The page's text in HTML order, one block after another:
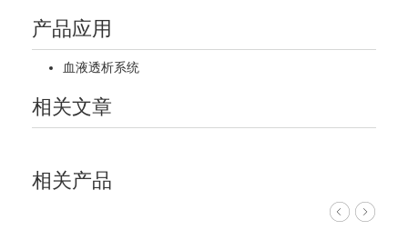
产品应用
血液透析系统
相关文章
相关产品